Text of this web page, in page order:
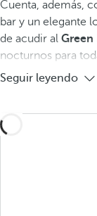
Cuenta, además,
bar y un elegante
de acudir al Green
nocturnos para
Seguir leyendo